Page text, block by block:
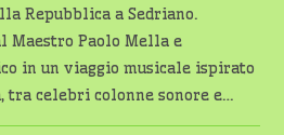
Repubblica a Sedriano.
Maestro Paolo Mella e
in un viaggio musicale ispirato
tra celebri colonne sonore e…